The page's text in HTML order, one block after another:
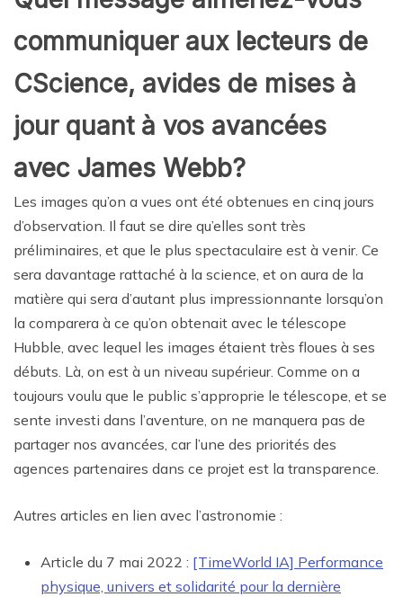
communiquer aux lecteurs de
CScience, avides de mises à
jour quant à vos avancées
avec James Webb?
Les images qu’on a vues ont été obtenues en cinq jours
d’observation. Il faut se dire qu’elles sont très
préliminaires, et que le plus spectaculaire est à venir. Ce
sera davantage rattaché à la science, et on aura de la
matière qui sera d’autant plus impressionnante lorsqu’on
la comparera à ce qu’on obtenait avec le télescope
Hubble, avec lequel les images étaient très floues à ses
débuts. Là, on est à un niveau supérieur. Comme on a
toujours voulu que le public s’approprie le télescope, et se
sente investi dans l’aventure, on ne manquera pas de
partager nos avancées, car l’une des priorités des
agences partenaires dans ce projet est la transparence.
Autres articles en lien avec l’astronomie :
Article du 7 mai 2022 : [TimeWorld IA] Performance
physique, univers et solidarité pour la dernière